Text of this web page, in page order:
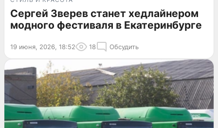
Сергей Зверев станет хедлайнером
модного фестиваля в Екатеринбурге
19 июня, 2026, 18:52 18 Обсудить